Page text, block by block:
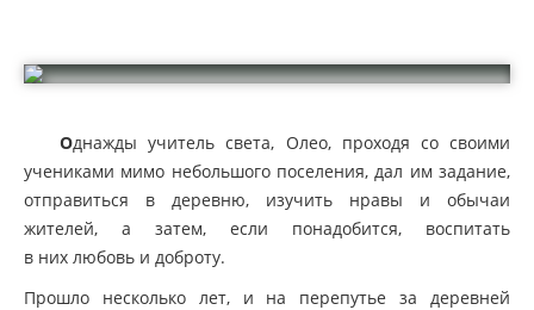
Однажды учитель света, Олео, проходя со своими
учениками мимо небольшого поселения, дал им задание,
отправиться в деревню, изучить нравы и обычаи
жителей, а затем, если понадобится, воспитать
в них любовь и доброту.
Прошло несколько лет, и на перепутье за деревней